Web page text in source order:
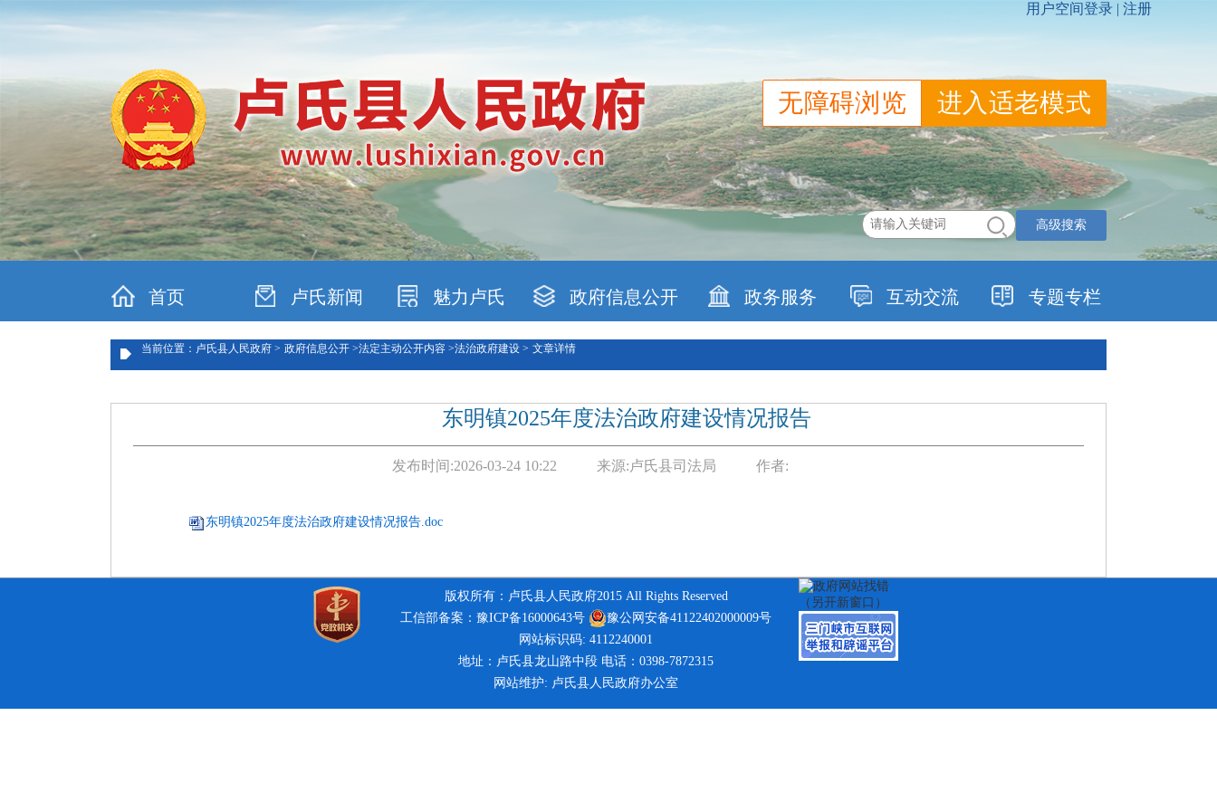
无障碍浏览 进入适老模式
高级搜索
首页 卢氏新闻 魅力卢氏 政府信息公开 政务服务 互动交流 专题专栏
当前位置：卢氏县人民政府 > 政府信息公开 >法定主动公开内容 >法治政府建设 > 文章详情
东明镇2025年度法治政府建设情况报告
发布时间:2026-03-24 10:22 来源:卢氏县司法局 作者:
东明镇2025年度法治政府建设情况报告.doc
版权所有：卢氏县人民政府2015 All Rights Reserved
工信部备案：豫ICP备16000643号
豫公网安备41122402000009号
网站标识码: 4112240001
地址：卢氏县龙山路中段 电话：0398-7872315
网站维护: 卢氏县人民政府办公室